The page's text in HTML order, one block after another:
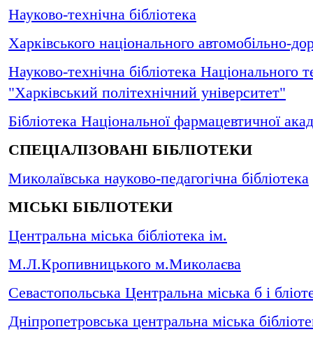
Науково-технічна бібліотека
Харківського національного автомобільно-
Науково-технічна бібліотека Національного
"Харківський політехнічний університет"
Бібліотека Національної фармацевтичної
СПЕЦІАЛІЗОВАНІ БІБЛІОТЕКИ
Миколаївська науково-педагогічна бібліотека
МІСЬКІ БІБЛІОТЕКИ
Центральна міська бібліотека ім.
М.Л.Кропивницького м.Миколаєва
Севастопольська Центральна міська б і
Дніпропетровська центральна міська